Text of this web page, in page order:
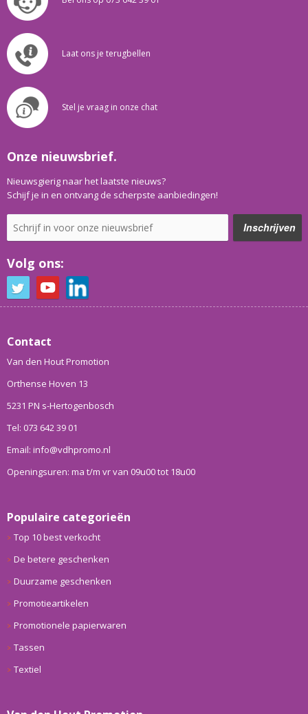
Laat ons je terugbellen
Stel je vraag in onze chat
Onze nieuwsbrief.
Nieuwsgierig naar het laatste nieuws?
Schijf je in en ontvang de scherpste aanbiedingen!
Volg ons:
Contact
Van den Hout Promotion
Orthense Hoven 13
5231 PN s-Hertogenbosch
Tel: 073 642 39 01
Email: info@vdhpromo.nl
Openingsuren: ma t/m vr van 09u00 tot 18u00
Populaire categorieën
Top 10 best verkocht
De betere geschenken
Duurzame geschenken
Promotieartikelen
Promotionele papierwaren
Tassen
Textiel